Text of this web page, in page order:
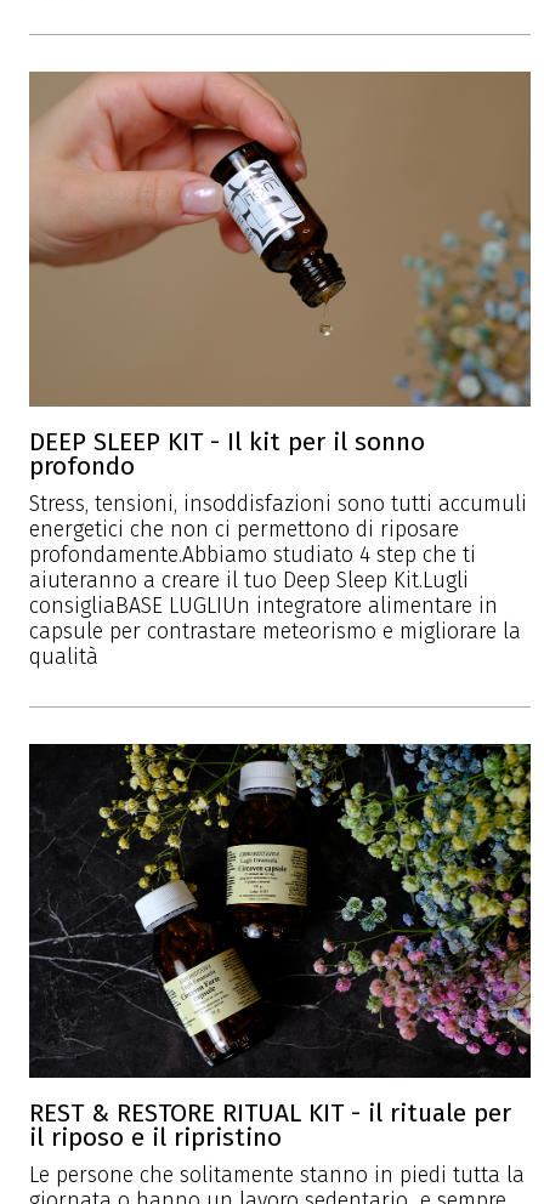
DEEP SLEEP KIT - Il kit per il sonno
profondo
Stress, tensioni, insoddisfazioni sono tutti accumuli
energetici che non ci permettono di riposare
profondamente.Abbiamo studiato 4 step che ti
aiuteranno a creare il tuo Deep Sleep Kit.Lugli
consigliaBASE LUGLIUn integratore alimentare in
capsule per contrastare meteorismo e migliorare la
qualità
REST & RESTORE RITUAL KIT - il rituale per
il riposo e il ripristino
Le persone che solitamente stanno in piedi tutta la